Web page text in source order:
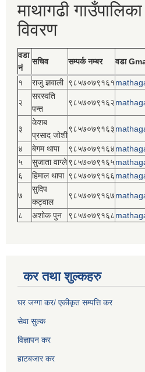
माथागढी
विवरण
वडा
नं
सचिव सम्पर्क नम्बर वडा
१ राजु ज्ञवाली ९८५७०७९१६१
२
सरस्वति
पन्त
९८५७०७९१६२
३
केशब
प्रसाद जोशी
९८५७०७९१६३
४ बेगम थापा ९८५७०७९१६४
५
सुजाता वाग्ले९८५७०७९१६५
६
हिमाल थापा ९८५७०७९१६६
७
सुदिप
कट्वाल
९८५७०७९१६७
८ अशोक पुन ९८५७०७९१६८
कर तथा शुल्कहरु
घर जग्गा कर/ एकीकृत सम्पत्ति कर
सेवा सुल्क
विज्ञापन कर
हाटबजार कर